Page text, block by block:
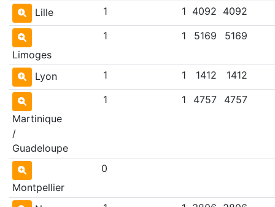
Lille 1 1 4092 4092
Limoges
1 1 5169 5169
Lyon 1 1 1412 1412
Martinique
/
Guadeloupe
1 1 4757 4757
Montpellier
0